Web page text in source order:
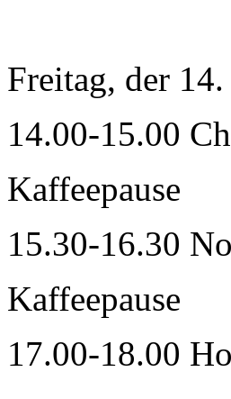
Freitag, der
14.00-15.00
Kaffeepause
15.30-16.30
Kaffeepause
17.00-18.00